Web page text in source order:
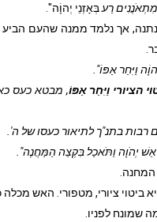
רַעבְּאָזְנֵי יְהוָֹה".
אך נלמד ממנה שהעם הביע
וַיִּחַר אַפּוֹ".
הציורי וַיִּחַר אַפּוֹ, מבטא כעס
רבות בתנ"ך לתיאור כעסו של ה'.
יְהֹוָה וַתֹּאכַל בִּקְצֵה הַמַּחֲנֶה".
ביטוי ציורי, מטפורי. האש
שמונח לפניו.